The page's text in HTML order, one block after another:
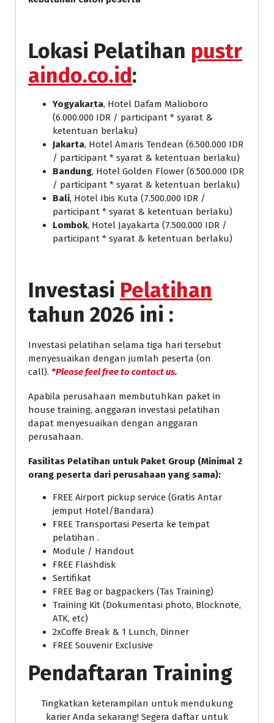
Lokasi Pelatihan pustr
aindo.co.id:
Yogyakarta, Hotel Dafam Malioboro
(6.000.000 IDR / participant * syarat &
ketentuan berlaku)
Jakarta, Hotel Amaris Tendean (6.500.000 IDR
/ participant * syarat & ketentuan berlaku)
Bandung, Hotel Golden Flower (6.500.000 IDR
/ participant * syarat & ketentuan berlaku)
Bali, Hotel Ibis Kuta (7.500.000 IDR /
participant * syarat & ketentuan berlaku)
Lombok, Hotel Jayakarta (7.500.000 IDR /
participant * syarat & ketentuan berlaku)
Investasi Pelatihan
tahun 2026 ini :
Investasi pelatihan selama tiga hari tersebut
menyesuaikan dengan jumlah peserta (on
call). *Please feel free to contact us.
Apabila perusahaan membutuhkan paket in
house training, anggaran investasi pelatihan
dapat menyesuaikan dengan anggaran
perusahaan.
Fasilitas Pelatihan untuk Paket Group (Minimal 2
orang peserta dari perusahaan yang sama):
FREE Airport pickup service (Gratis Antar
jemput Hotel/Bandara)
FREE Transportasi Peserta ke tempat
pelatihan .
Module / Handout
FREE Flashdisk
Sertifikat
FREE Bag or bagpackers (Tas Training)
Training Kit (Dokumentasi photo, Blocknote,
ATK, etc)
2xCoffe Break & 1 Lunch, Dinner
FREE Souvenir Exclusive
Pendaftaran Training
Tingkatkan keterampilan untuk mendukung
karier Anda sekarang! Segera daftar untuk